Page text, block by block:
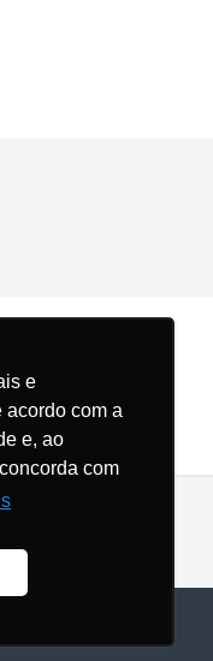
e
com a
e, ao
com
como se